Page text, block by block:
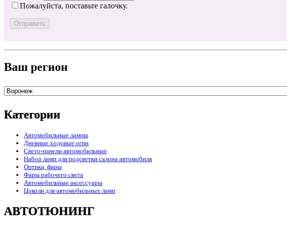
Пожалуйста, поставьте галочку.
Ваш регион
Категории
Автомобильные лампы
Дневные ходовые огни
Свето-панели автомобильные
Набор ламп для подсветки салона автомобиля
Оптика, фары
Фары рабочего света
Автомобильные аксессуары
Цоколи для автомобильных ламп
АВТОТЮНИНГ